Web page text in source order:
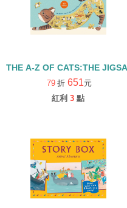
THE A-Z OF CATS:THE
79 折 651元
紅利 3 點